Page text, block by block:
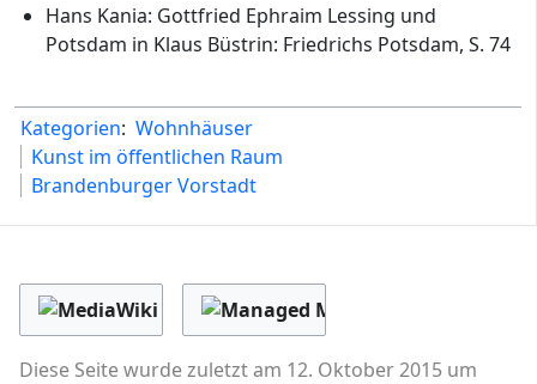
Hans Kania: Gottfried Ephraim Lessing und
Potsdam in Klaus Büstrin: Friedrichs Potsdam, S. 74
Kategorien: Wohnhäuser
Kunst im öffentlichen Raum
Brandenburger Vorstadt
Diese Seite wurde zuletzt am 12. Oktober 2015 um